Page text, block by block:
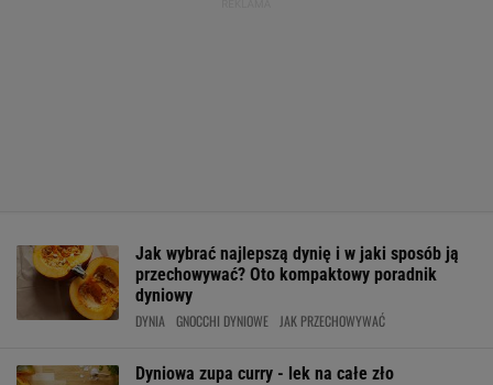
Jak wybrać najlepszą dynię i w jaki sposób ją
przechowywać? Oto kompaktowy poradnik
dyniowy
DYNIA GNOCCHI DYNIOWE JAK PRZECHOWYWAĆ
Dyniowa zupa curry - lek na całe zło